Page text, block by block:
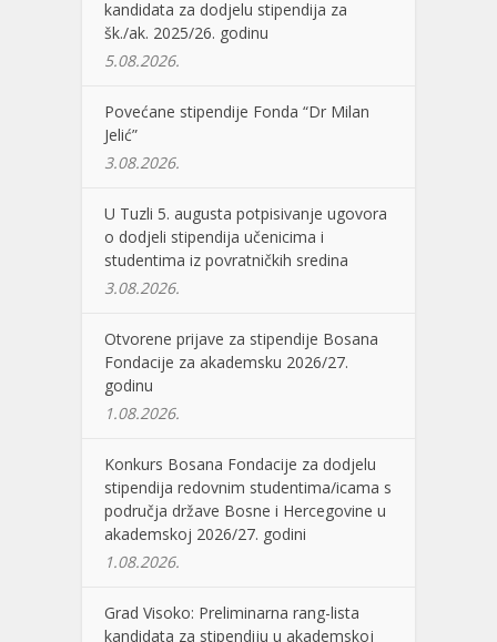
kandidata za dodjelu stipendija za
šk./ak. 2025/26. godinu
5.08.2026.
Povećane stipendije Fonda “Dr Milan
Jelić”
3.08.2026.
U Tuzli 5. augusta potpisivanje ugovora
o dodjeli stipendija učenicima i
studentima iz povratničkih sredina
3.08.2026.
Otvorene prijave za stipendije Bosana
Fondacije za akademsku 2026/27.
godinu
1.08.2026.
Konkurs Bosana Fondacije za dodjelu
stipendija redovnim studentima/icama s
područja države Bosne i Hercegovine u
akademskoj 2026/27. godini
1.08.2026.
Grad Visoko: Preliminarna rang-lista
kandidata za stipendiju u akademskoj